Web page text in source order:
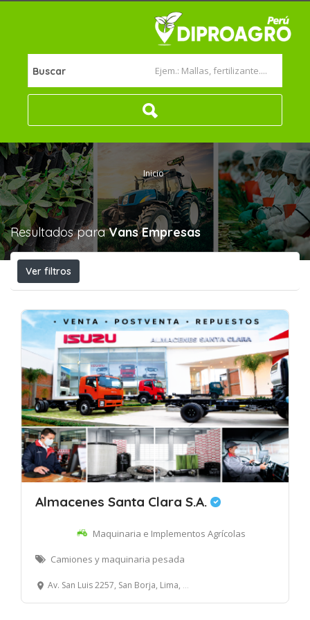
Buscar
Inicio
Resultados paraVans Empresas
Ver filtros
Almacenes Santa Clara S.A.
Maquinaria e Implementos Agrícolas
Camiones y maquinaria pesada
Av. San Luis 2257, San Borja, Lima, Perú.